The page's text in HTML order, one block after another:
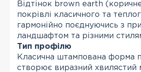
Відтінок brown earth
покрівлі класичного та
гармонійно поєднуючись з
ландшафтом та різними
Тип профілю
Класична штампована форма
створює виразний хвилястий